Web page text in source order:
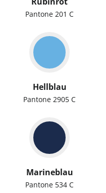
Pantone 201 C
Hellblau
Pantone 2905 C
Marineblau
Pantone 534 C